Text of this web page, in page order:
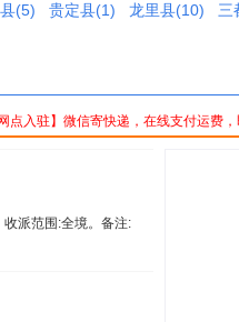
(5) 贵定县(1) 龙里县(10) 三
网点入驻】微信寄快递，在线支付运费
派范围:全境。备注: